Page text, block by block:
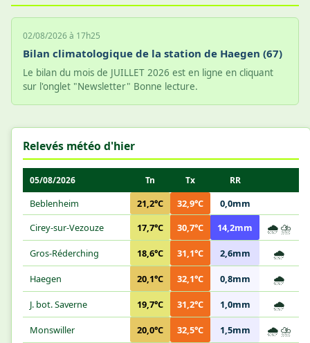
02/08/2026 à 17h25
Bilan climatologique de la station de Haegen (67)
Le bilan du mois de JUILLET 2026 est en ligne en cliquant
sur l'onglet "Newsletter" Bonne lecture.
Relevés météo d'hier
05/08/2026 Tn Tx RR
Beblenheim 21,2°C 32,9°C
0,0mm
Cirey-sur-Vezouze
17,7°C 30,7°C 14,2mm 🌧️ ⛈️
Gros-Réderching 18,6°C 31,1°C 2,6mm 🌧️
Haegen 20,1°C 32,1°C 0,8mm 🌧️
J. bot. Saverne 19,7°C 31,2°C 1,0mm 🌧️
Monswiller 20,0°C 32,5°C 1,5mm 🌧️ ⛈️